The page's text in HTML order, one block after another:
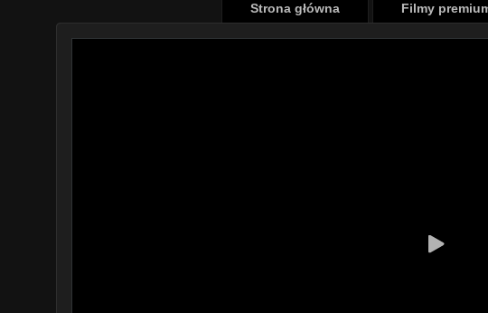
Strona główna Filmy